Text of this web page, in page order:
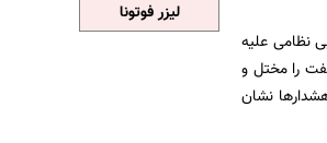
نظامی علیه
را مختل و
نشان
لیزر فوتونا